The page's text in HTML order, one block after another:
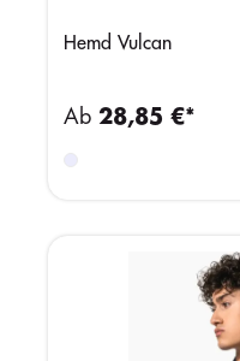
Hemd Vulcan
Ab 28,85 €*